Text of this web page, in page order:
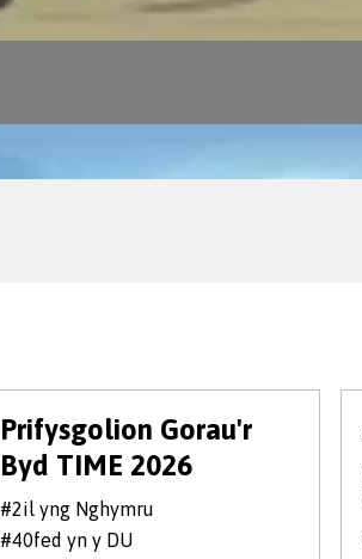
Prifysgolion Gorau'r
Byd TIME 2026
#2il yng Nghymru
#40fed yn y DU